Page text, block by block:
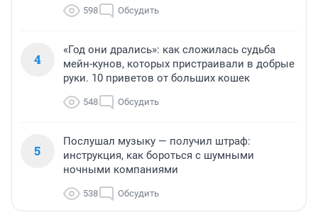
598 Обсудить
4
«Год они дрались»: как сложилась судьба
мейн-кунов, которых пристраивали в добрые
руки. 10 приветов от больших кошек
548 Обсудить
5
Послушал музыку — получил штраф:
инструкция, как бороться с шумными
ночными компаниями
538 Обсудить